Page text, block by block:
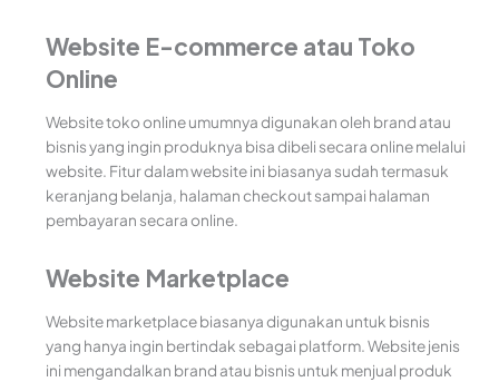
Website E-commerce atau Toko
Online
Website toko online umumnya digunakan oleh brand atau
bisnis yang ingin produknya bisa dibeli secara online melalui
website. Fitur dalam website ini biasanya sudah termasuk
keranjang belanja, halaman checkout sampai halaman
pembayaran secara online.
Website Marketplace
Website marketplace biasanya digunakan untuk bisnis
yang hanya ingin bertindak sebagai platform. Website jenis
ini mengandalkan brand atau bisnis untuk menjual produk